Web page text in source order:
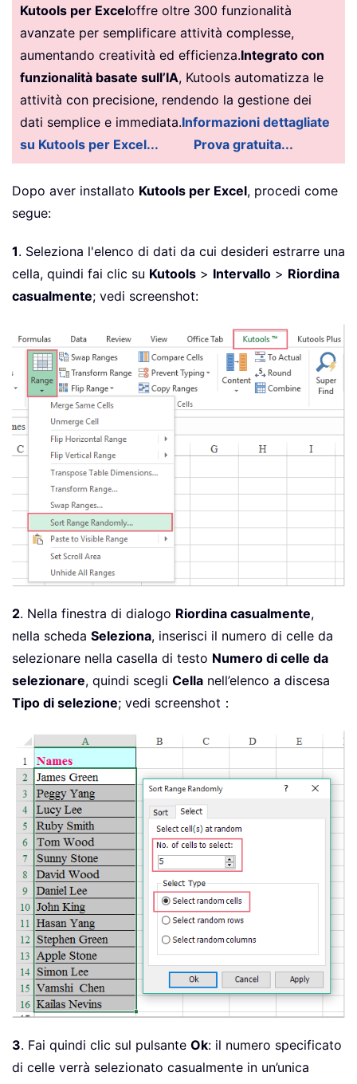
Kutools per Exceloffre oltre 300 funzionalità
avanzate per semplificare attività complesse,
aumentando creatività ed efficienza.Integrato con
funzionalità basate sull’IA, Kutools automatizza le
attività con precisione, rendendo la gestione dei
dati semplice e immediata.Informazioni dettagliate
su Kutools per Excel...
Prova gratuita...
Dopo aver installato Kutools per Excel, procedi come
segue:
1. Seleziona l'elenco di dati da cui desideri estrarre una
cella, quindi fai clic su Kutools > Intervallo > Riordina
casualmente; vedi screenshot:
2. Nella finestra di dialogo Riordina casualmente,
nella scheda Seleziona, inserisci il numero di celle da
selezionare nella casella di testo Numero di celle da
selezionare, quindi scegli Cella nell’elenco a discesa
Tipo di selezione; vedi screenshot：
3. Fai quindi clic sul pulsante Ok: il numero specificato
di celle verrà selezionato casualmente in un’unica